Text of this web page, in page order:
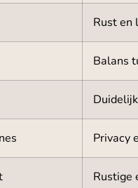
Rust en
Balans
Privacy
Rustige